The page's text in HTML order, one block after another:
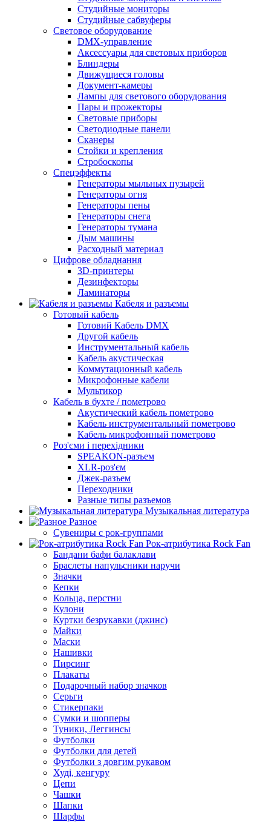
Студийные мониторы
Студийные сабвуферы
Световое оборудование
DMX-управление
Аксессуары для световых приборов
Блиндеры
Движущиеся головы
Документ-камеры
Лампы для светового оборудования
Пары и прожекторы
Световые приборы
Светодиодные панели
Сканеры
Стойки и крепления
Стробоскопы
Спецэффекты
Генераторы мыльных пузырей
Генераторы огня
Генераторы пены
Генераторы снега
Генераторы тумана
Дым машины
Расходный материал
Цифрове обладнання
3D-принтеры
Дезинфекторы
Ламинаторы
Кабеля и разъемы
Готовый кабель
Готовий Кабель DMX
Другой кабель
Инструментальный кабель
Кабель акустическая
Коммутационный кабель
Микрофонные кабели
Мультикор
Кабель в бухте / пометрово
Акустический кабель пометрово
Кабель инструментальный пометрово
Кабель микрофонный пометрово
Роз'єми і перехідники
SPEAKON-разъем
XLR-роз'єм
Джек-разъем
Переходники
Разные типы разъемов
Музыкальная литература
Разное
Сувениры с рок-группами
Рок-атрибутика Rock Fan
Бандани бафи балаклави
Браслеты напульсники наручи
Значки
Кепки
Кольца, перстни
Кулони
Куртки безрукавки (джинс)
Майки
Маски
Нашивки
Пирсинг
Плакаты
Подарочный набор значков
Серьги
Стикерпаки
Сумки и шопперы
Туники, Леггинсы
Футболки
Футболки для детей
Футболки з довгим рукавом
Худі, кенгуру
Цепи
Чашки
Шапки
Шарфы